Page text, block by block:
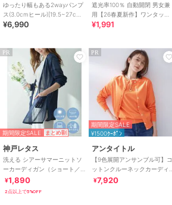
ゆったり幅もある2wayパンプ
ス(3.0cmヒール)[19.5~27cm]
ラクチンきれいシューズ
¥6,990
遮光率100％ 自動開閉 男女兼
用【26春夏新作】ワンタッチ
晴雨兼用 折りたたみ傘 /G-
¥1,991
PR
期間限定SALE まとめ割
神戸レタス
洗える シアーサマーニットソ
ーカーディガン（ショート／
ミディアム／ロング）
[C3703]
¥1,890
2点以上で5%OFF
PR
期間限定SALE
¥1500ｸｰﾎﾟﾝ
アンタイトル
【9色展開アンサンブル可】コ
ットンクルーネックカーディ
ガン
¥7,920